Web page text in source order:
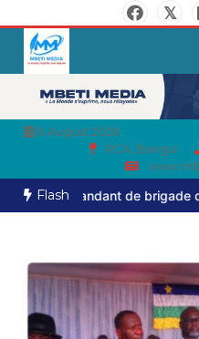
8 August 2026
RCA, Bangui
Flashde brigade de